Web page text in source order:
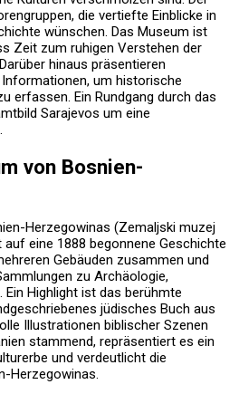
die vertiefte Einblicke in
wünschen. Das Museum ist
Zeit zum ruhigen Verstehen der
hinaus präsentieren
um historische
erfassen. Ein Rundgang durch das
Sarajevos um eine
von Bosnien-
Herzegowinas (Zemaljski muzej
eine 1888 begonnene Geschichte
Gebäuden zusammen und
zu Archäologie,
Ein Highlight ist das berühmte
jüdisches Buch aus
Illustrationen biblischer Szenen
stammend, repräsentiert es ein
und verdeutlicht die
Herzegowinas.